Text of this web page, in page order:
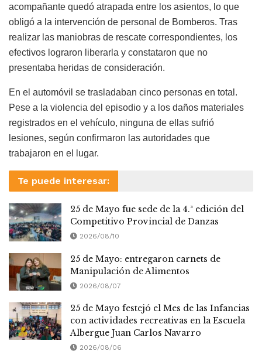
acompañante quedó atrapada entre los asientos, lo que
obligó a la intervención de personal de Bomberos. Tras
realizar las maniobras de rescate correspondientes, los
efectivos lograron liberarla y constataron que no
presentaba heridas de consideración.
En el automóvil se trasladaban cinco personas en total.
Pese a la violencia del episodio y a los daños materiales
registrados en el vehículo, ninguna de ellas sufrió
lesiones, según confirmaron las autoridades que
trabajaron en el lugar.
Te puede interesar:
25 de Mayo fue sede de la 4.ª edición del
Competitivo Provincial de Danzas
2026/08/10
25 de Mayo: entregaron carnets de
Manipulación de Alimentos
2026/08/07
25 de Mayo festejó el Mes de las Infancias
con actividades recreativas en la Escuela
Albergue Juan Carlos Navarro
2026/08/06